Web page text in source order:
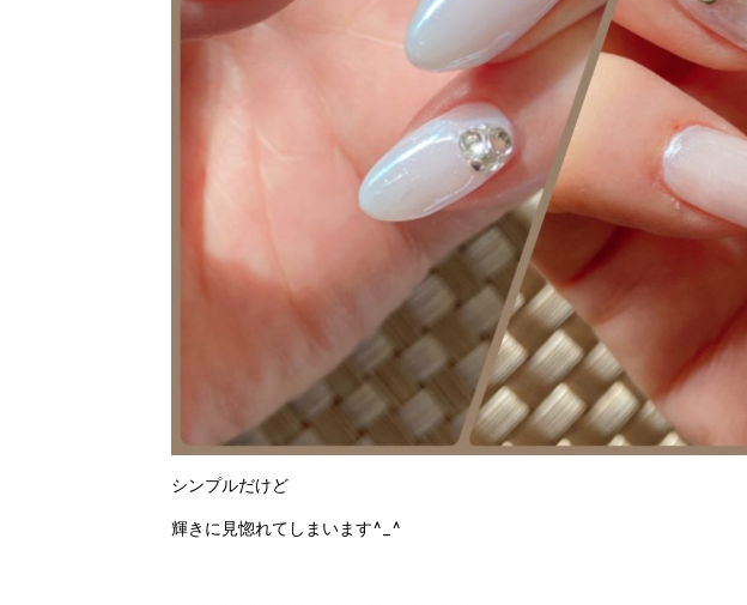
シンプルだけど
輝きに見惚れてしまいます^_^